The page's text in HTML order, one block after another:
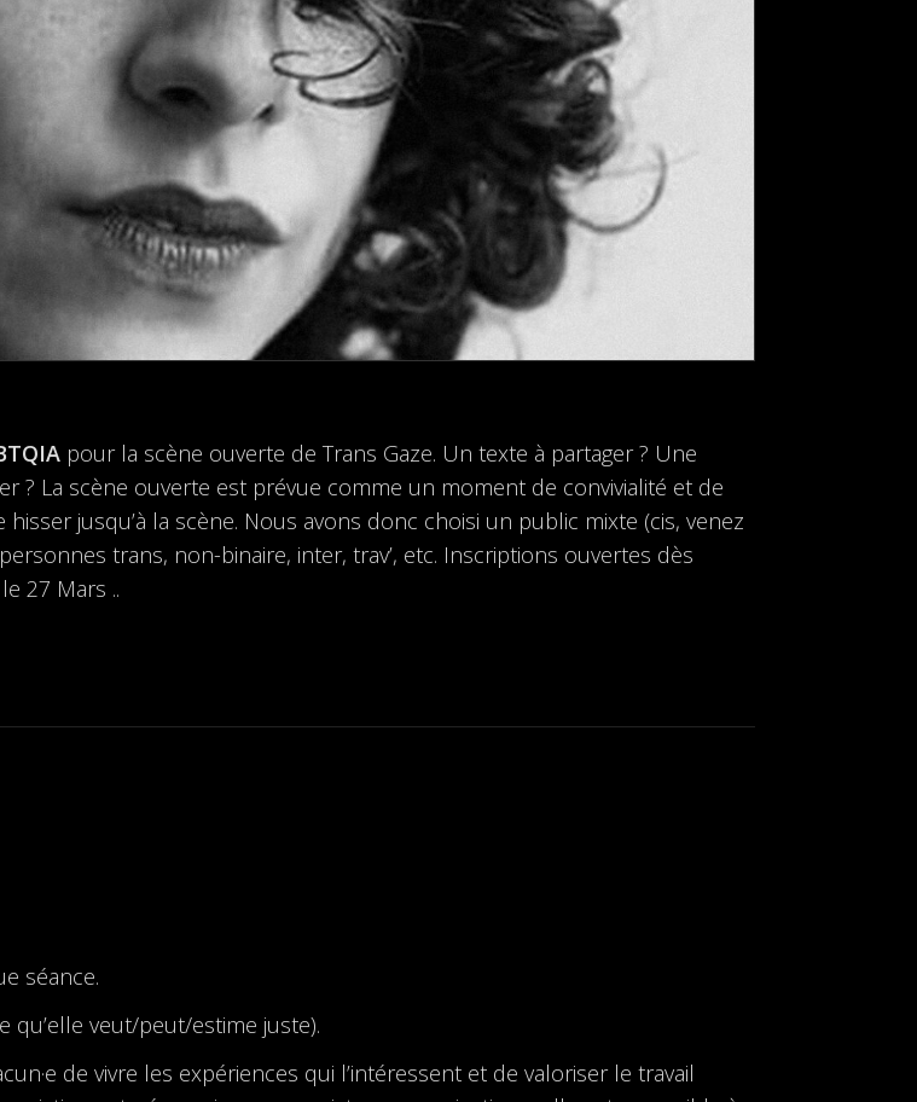
pour la scène ouverte de Trans Gaze. Un texte à partager ? Une
? La scène ouverte est prévue comme un moment de convivialité et de
jusqu’à la scène. Nous avons donc choisi un public mixte (cis, venez
trans, non-binaire, inter, trav’, etc. Inscriptions ouvertes dès
27 Mars ..
séance.
qu’elle veut/peut/estime juste).
de vivre les expériences qui l’intéressent et de valoriser le travail